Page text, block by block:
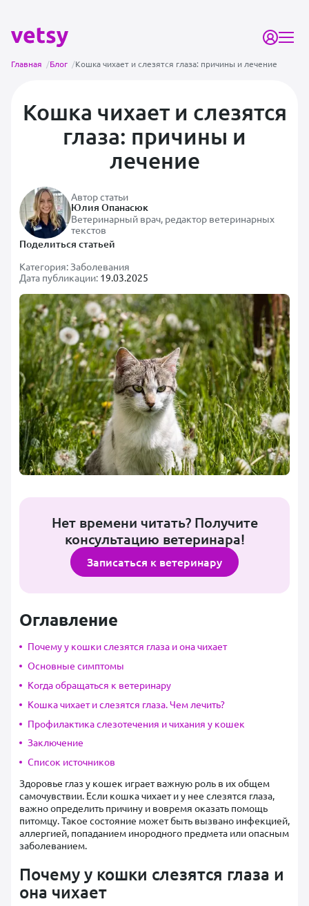
Главная /Блог /Кошка чихает и слезятся глаза: причины и лечение
Кошка чихает и слезятся
глаза: причины и
лечение
Автор статьи
Юлия Опанасюк
Ветеринарный врач, редактор ветеринарных
текстов
Поделиться статьей
Категория:Заболевания
Дата публикации: 19.03.2025
Нет времени читать? Получите
консультацию ветеринара!
Записаться к ветеринару
Оглавление
Почему у кошки слезятся глаза и она чихает
Основные симптомы
Когда обращаться к ветеринару
Кошка чихает и слезятся глаза. Чем лечить?
Профилактика слезотечения и чихания у кошек
Заключение
Список источников
Здоровье глаз у кошек играет важную роль в их общем
самочувствии. Если кошка чихает и у нее слезятся глаза,
важно определить причину и вовремя оказать помощь
питомцу. Такое состояние может быть вызвано инфекцией,
аллергией, попаданием инородного предмета или опасным
заболеванием.
Почему у кошки слезятся глаза и
она чихает